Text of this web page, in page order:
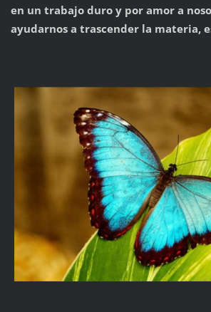
en un trabajo duro y por amor a
ayudarnos a trascender la materia,